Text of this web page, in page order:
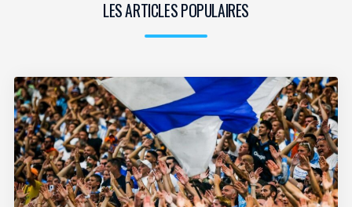
LES ARTICLES POPULAIRES